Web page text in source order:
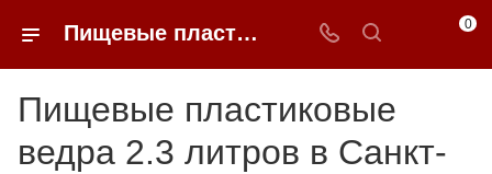
Пищевые пластиковые ведра 2.3 литров недорого в Санкт-Петербурге | 0FFER 0
Пищевые пластиковые
ведра 2.3 литров в Санкт-